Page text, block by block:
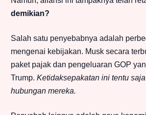
demikian?
Salah satu penyebabnya adalah
mengenai kebijakan. Musk secara
paket pajak dan pengeluaran GOP
Trump. Ketidaksepakatan ini tentu
hubungan mereka.